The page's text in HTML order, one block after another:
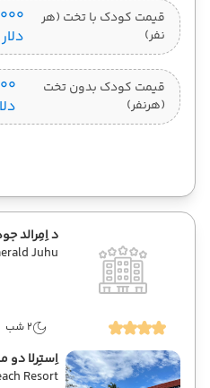
قیمت کودک با تخت (هر
نفر)
دلار
قیمت کودک بدون تخت
(هرنفر)
د اِمِرالد
Juhu
2 شب
اِستِرلا دو
Resort